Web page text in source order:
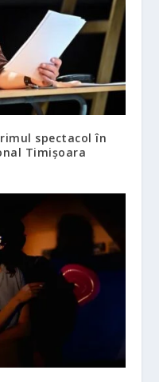
spectacol în
Timișoara